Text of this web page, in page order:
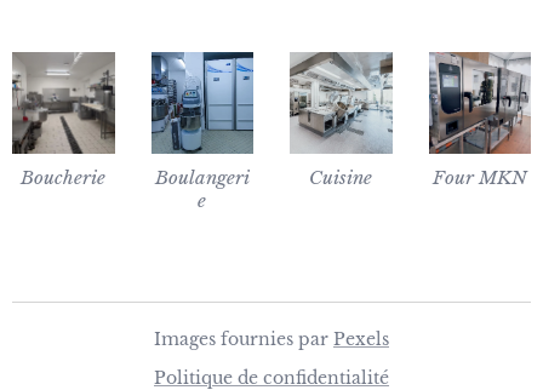
Boucherie
Boulangeri
e
Cuisine Four MKN
Images fournies par Pexels
Politique de confidentialité